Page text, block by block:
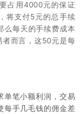
占用4000元的保证
将支付5元的总手续
么每天的手续费成本
而言，这50元是每
单笔小额利润，交易
每手几毛钱的佣金差